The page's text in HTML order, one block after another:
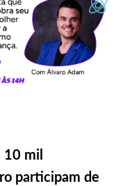
10 mil
participam de